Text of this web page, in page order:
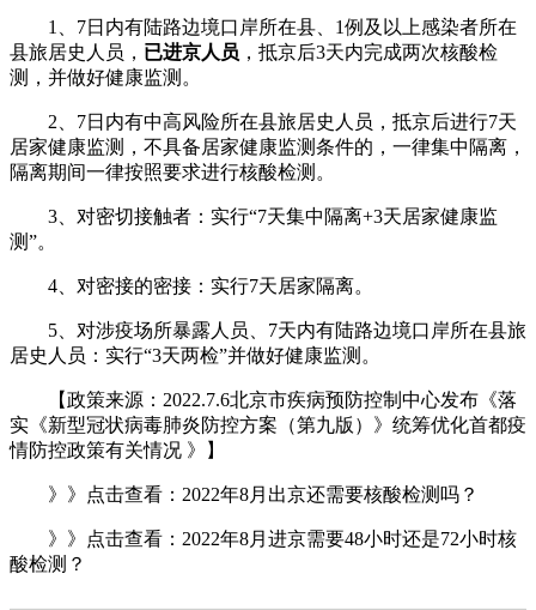
1、7日内有陆路边境口岸所在县、1例及以上感染者所在
县旅居史人员， 已进京人员 ，抵京后3天内完成两次核酸检
测，并做好健康监测。
2、7日内有中高风险所在县旅居史人员，抵京后进行7天
居家健康监测，不具备居家健康监测条件的，一律集中隔离，
隔离期间一律按照要求进行核酸检测。
3、对密切接触者：实行“7天集中隔离+3天居家健康监
测”。
4、对密接的密接：实行7天居家隔离。
5、对涉疫场所暴露人员、7天内有陆路边境口岸所在县旅
居史人员：实行“3天两检”并做好健康监测。
【政策来源：2022.7.6北京市疾病预防控制中心发布《落
实《新型冠状病毒肺炎防控方案（第九版）》统筹优化首都疫
情防控政策有关情况 》】
》》点击查看：2022年8月出京还需要核酸检测吗？
》》点击查看：2022年8月进京需要48小时还是72小时核
酸检测？